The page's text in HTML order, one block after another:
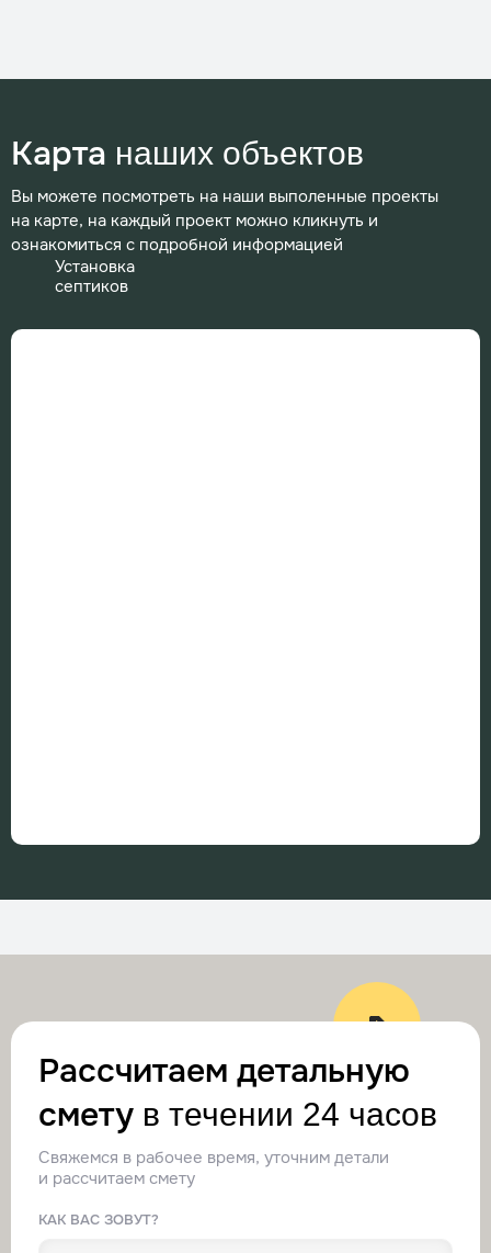
Карта наших объектов
Вы можете посмотреть на наши выполенные проекты
на карте, на каждый проект можно кликнуть и
ознакомиться с подробной информацией
Установка
септиков
Рассчитаем детальную
смету в течении 24 часов
Свяжемся в рабочее время, уточним детали
и рассчитаем смету
КАК ВАС ЗОВУТ?